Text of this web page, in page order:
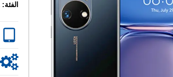
الفئة: